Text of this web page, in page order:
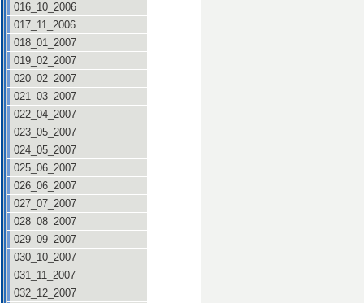
016_10_2006
017_11_2006
018_01_2007
019_02_2007
020_02_2007
021_03_2007
022_04_2007
023_05_2007
024_05_2007
025_06_2007
026_06_2007
027_07_2007
028_08_2007
029_09_2007
030_10_2007
031_11_2007
032_12_2007